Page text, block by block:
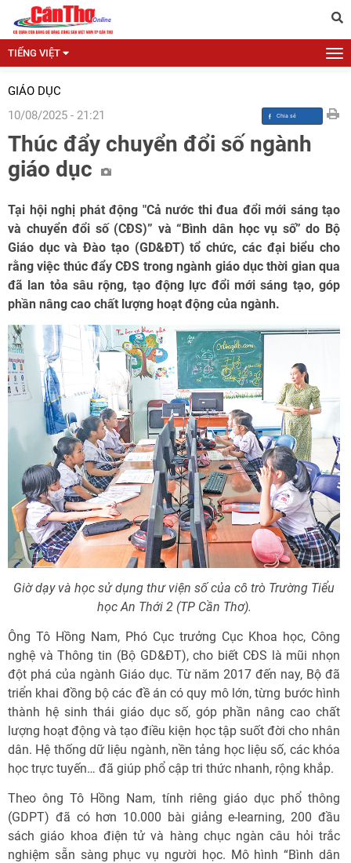
TIẾNG VIỆT
GIÁO DỤC
10/08/2025 - 21:21
Thúc đẩy chuyển đổi số ngành
giáo dục
Tại hội nghị phát động "Cả nước thi đua đổi mới sáng tạo
và chuyển đổi số (CĐS)” và “Bình dân học vụ số” do Bộ
Giáo dục và Đào tạo (GD&ĐT) tổ chức, các đại biểu cho
rằng việc thúc đẩy CĐS trong ngành giáo dục thời gian qua
đã lan tỏa sâu rộng, tạo động lực đổi mới sáng tạo, góp
phần nâng cao chất lượng hoạt động của ngành.
Giờ dạy và học sử dụng thư viện số của cô trò Trường Tiểu
học An Thới 2 (TP Cần Thơ).
Ông Tô Hồng Nam, Phó Cục trưởng Cục Khoa học, Công
nghệ và Thông tin (Bộ GD&ĐT), cho biết CĐS là mũi nhọn
đột phá của ngành Giáo dục. Từ năm 2017 đến nay, Bộ đã
triển khai đồng bộ các đề án có quy mô lớn, từng bước hình
thành hệ sinh thái giáo dục số, góp phần nâng cao chất
lượng hoạt động và tạo điều kiện học tập suốt đời cho nhân
dân. Hệ thống dữ liệu ngành, nền tảng học liệu số, các khóa
học trực tuyến… đã giúp phổ cập tri thức nhanh, rộng khắp.
Theo ông Tô Hồng Nam, tính riêng giáo dục phổ thông
(GDPT) đã có hơn 10.000 bài giảng e-learning, 200 đầu
sách giáo khoa điện tử và hàng chục ngàn câu hỏi trắc
nghiệm sẵn sàng phục vụ người học. Mô hình “Bình dân